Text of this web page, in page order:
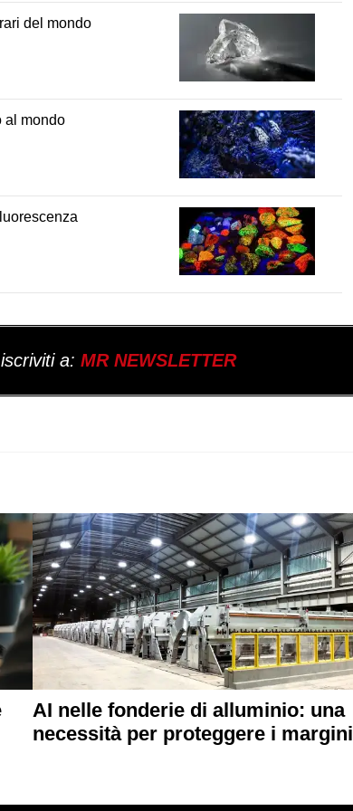
del mondo
al mondo
a: MR NEWSLETTER
AI nelle fonderie di alluminio: una
necessità per proteggere i margini